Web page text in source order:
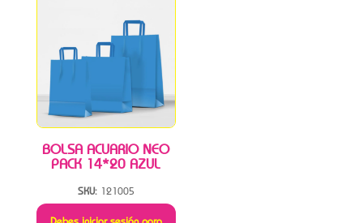
BOLSA ACUARIO NEO
PACK 14*20 AZUL
SKU: 121005